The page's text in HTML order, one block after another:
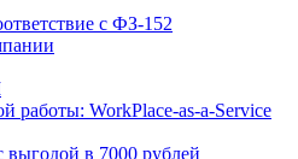
с ФЗ-152
работы: WorkPlace-as-a-Service
выгодой в 7000 рублей